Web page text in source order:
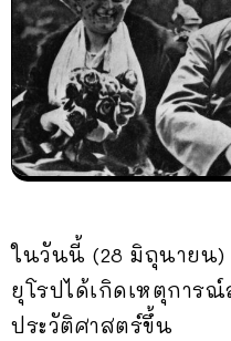
ในวันนี้ (28 มิถุนายน
ยุโรปได้เกิดเหตุการ
ประวัติศาสตร์ขึ้น